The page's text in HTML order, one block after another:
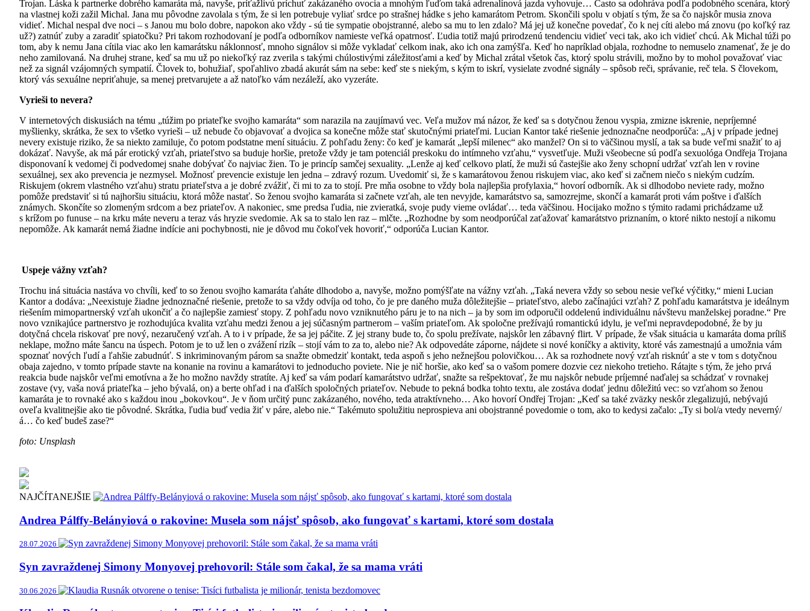
Trojan. Láska k partnerke dobrého kamaráta má, navyše, príťažlivú príchuť zakázaného ovocia a mnohým ľuďom taká adrenalínová jazda vyhovuje… Často sa odohráva podľa podobného scenára, ktorý
na vlastnej koži zažil Michal. Jana mu pôvodne zavolala s tým, že si len potrebuje vyliať srdce po strašnej hádke s jeho kamarátom Petrom. Skončili spolu v objatí s tým, že sa čo najskôr musia znova
vidieť. Michal nespal dve noci – s Janou mu bolo dobre, napokon ako vždy - sú tie sympatie obojstranné, alebo sa mu to len zdalo? Má jej už konečne povedať, čo k nej cíti alebo má znovu (po koľký raz
už?) zatnúť zuby a zaradiť spiatočku? Pri takom rozhodovaní je podľa odborníkov namieste veľká opatrnosť. Ľudia totiž majú prirodzenú tendenciu vidieť veci tak, ako ich vidieť chcú. Ak Michal túži po
tom, aby k nemu Jana cítila viac ako len kamarátsku náklonnosť, mnoho signálov si môže vykladať celkom inak, ako ich ona zamýšľa. Keď ho napríklad objala, rozhodne to nemuselo znamenať, že je do
neho zamilovaná. Na druhej strane, keď sa mu už po niekoľký raz zverila s takými chúlostivými záležitosťami a keď by Michal zrátal všetok čas, ktorý spolu strávili, možno by to mohol považovať viac
než za signál vzájomných sympatií. Človek to, bohužiaľ, spoľahlivo zbadá akurát sám na sebe: keď ste s niekým, s kým to iskrí, vysielate zvodné signály – spôsob reči, správanie, reč tela. S človekom,
ktorý vás sexuálne nepriťahuje, sa menej pretvarujete a až natoľko vám nezáleží, ako vyzeráte.
Vyrieši to nevera?
V internetových diskusiách na tému „túžim po priateľke svojho kamaráta“ som narazila na zaujímavú vec. Veľa mužov má názor, že keď sa s dotyčnou ženou vyspia, zmizne iskrenie, nepríjemné
myšlienky, skrátka, že sex to všetko vyrieši – už nebude čo objavovať a dvojica sa konečne môže stať skutočnými priateľmi. Lucian Kantor také riešenie jednoznačne neodporúča: „Aj v prípade jednej
nevery existuje riziko, že sa niekto zamiluje, čo potom podstatne mení situáciu. Z pohľadu ženy: čo keď je kamarát „lepší milenec“ ako manžel? On si to väčšinou myslí, a tak sa bude veľmi snažiť to aj
dokázať. Navyše, ak má pár erotický vzťah, priateľstvo sa buduje horšie, pretože vždy je tam potenciál preskoku do intímneho vzťahu,“ vysvetľuje. Muži všeobecne sú podľa sexuológa Ondřeja Trojana
disponovaní k vedomej či podvedomej snahe dobývať čo najviac žien. To je princíp samčej sexuality. „Lenže aj keď celkovo platí, že muži sú častejšie ako ženy schopní udržať vzťah len v rovine
sexuálnej, sex ako prevencia je nezmysel. Možnosť prevencie existuje len jedna – zdravý rozum. Uvedomiť si, že s kamarátovou ženou riskujem viac, ako keď si začnem niečo s niekým cudzím.
Riskujem (okrem vlastného vzťahu) stratu priateľstva a je dobré zvážiť, či mi to za to stojí. Pre mňa osobne to vždy bola najlepšia profylaxia,“ hovorí odborník. Ak si dlhodobo neviete rady, možno
pomôže predstaviť si tú najhoršiu situáciu, ktorá môže nastať. So ženou svojho kamaráta si začnete vzťah, ale ten nevyjde, kamarátstvo sa, samozrejme, skončí a kamarát proti vám poštve i ďalších
známych. Skončíte so zlomeným srdcom a bez priateľov. A nakoniec, sme predsa ľudia, nie zvieratká, svoje pudy vieme ovládať… teda väčšinou. Hocijako možno s týmito radami prichádzame už
s krížom po funuse – na krku máte neveru a teraz vás hryzie svedomie. Ak sa to stalo len raz – mlčte. „Rozhodne by som neodporúčal zaťažovať kamarátstvo priznaním, o ktoré nikto nestojí a nikomu
nepomôže. Ak kamarát nemá žiadne indície ani pochybnosti, nie je dôvod mu čokoľvek hovoriť,“ odporúča Lucian Kantor.
Uspeje vážny vzťah?
Trochu iná situácia nastáva vo chvíli, keď to so ženou svojho kamaráta ťaháte dlhodobo a, navyše, možno pomýšľate na vážny vzťah. „Taká nevera vždy so sebou nesie veľké výčitky,“ mieni Lucian
Kantor a dodáva: „Neexistuje žiadne jednoznačné riešenie, pretože to sa vždy odvíja od toho, čo je pre daného muža dôležitejšie – priateľstvo, alebo začínajúci vzťah? Z pohľadu kamarátstva je ideálnym
riešením mimopartnerský vzťah ukončiť a čo najlepšie zamiesť stopy. Z pohľadu novo vzniknutého páru je to na nich – ja by som im odporučil oddelenú individuálnu návštevu manželskej poradne.“ Pre
novo vznikajúce partnerstvo je rozhodujúca kvalita vzťahu medzi ženou a jej súčasným partnerom – vaším priateľom. Ak spoločne prežívajú romantickú idylu, je veľmi nepravdepodobné, že by ju
dotyčná chcela riskovať pre nový, nezaručený vzťah. A to i v prípade, že sa jej páčite. Z jej strany bude to, čo spolu prežívate, najskôr len zábavný flirt. V prípade, že však situácia u kamaráta doma príliš
neklape, možno máte šancu na úspech. Potom je to už len o zvážení rizík – stojí vám to za to, alebo nie? Ak odpovedáte záporne, nájdete si nové koníčky a aktivity, ktoré vás zamestnajú a umožnia vám
spoznať nových ľudí a ľahšie zabudnúť. S inkriminovaným párom sa snažte obmedziť kontakt, teda aspoň s jeho nežnejšou polovičkou… Ak sa rozhodnete nový vzťah risknúť a ste v tom s dotyčnou
obaja zajedno, v tomto prípade stavte na konanie na rovinu a kamarátovi to jednoducho poviete. Nie je nič horšie, ako keď sa o vašom pomere dozvie cez niekoho tretieho. Rátajte s tým, že jeho prvá
reakcia bude najskôr veľmi emotívna a že ho možno navždy stratíte. Aj keď sa vám podarí kamarátstvo udržať, snažte sa rešpektovať, že mu najskôr nebude príjemné naďalej sa schádzať v rovnakej
zostave (vy, vaša nová priateľka – jeho bývalá, on) a berte ohľad i na ďalších spoločných priateľov. Nebude to pekná bodka tohto textu, ale zostáva dodať jednu dôležitú vec: so vzťahom so ženou
kamaráta je to rovnaké ako s každou inou „bokovkou“. Je v ňom určitý punc zakázaného, nového, teda atraktívneho… Ako hovorí Ondřej Trojan: „Keď sa také zväzky neskôr zlegalizujú, nebývajú
oveľa kvalitnejšie ako tie pôvodné. Skrátka, ľudia buď vedia žiť v páre, alebo nie.“ Takémuto spolužitiu neprospieva ani obojstranné povedomie o tom, ako to kedysi začalo: „Ty si bol/a vtedy neverný/
á… čo keď budeš zase?“
foto: Unsplash
NAJČÍTANEJŠIE
Andrea Pálffy-Belányiová o rakovine: Musela som nájsť spôsob, ako fungovať s kartami, ktoré som dostala
28.07.2026
Syn zavraždenej Simony Monyovej prehovoril: Stále som čakal, že sa mama vráti
30.06.2026